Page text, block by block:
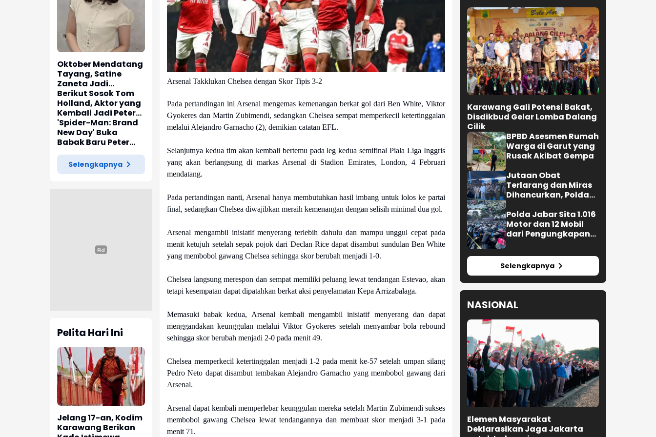
Oktober Mendatang
Tayang, Satine
Zaneta Jadi
Pemeran Utama Film
Siti Si Vampir
Berikut Sosok Tom
Holland, Aktor yang
Kembali Jadi Peter
Parker di 'Spider-
Man: Brand New Day'
'Spider-Man: Brand
New Day' Buka
Babak Baru Peter
Parker di Marvel
Cinematic Universe
Selengkapnya
Pelita Hari Ini
Jelang 17-an, Kodim
Karawang Berikan
Arsenal Takklukan Chelsea dengan Skor Tipis 3-2
Pada pertandingan ini Arsenal mengemas kemenangan berkat gol dari Ben White, Viktor
Gyokeres dan Martin Zubimendi, sedangkan Chelsea sempat memperkecil ketertinggalan
melalui Alejandro Garnacho (2), demikian catatan EFL.
Selanjutnya kedua tim akan kembali bertemu pada leg kedua semifinal Piala Liga Inggris
yang akan berlangsung di markas Arsenal di Stadion Emirates, London, 4 Februari
mendatang.
Pada pertandingan nanti, Arsenal hanya membutuhkan hasil imbang untuk lolos ke partai
final, sedangkan Chelsea diwajibkan meraih kemenangan dengan selisih minimal dua gol.
Arsenal mengambil inisiatif menyerang terlebih dahulu dan mampu unggul cepat pada
menit ketujuh setelah sepak pojok dari Declan Rice dapat disambut sundulan Ben White
yang membobol gawang Chelsea sehingga skor berubah menjadi 1-0.
Chelsea langsung merespon dan sempat memiliki peluang lewat tendangan Estevao, akan
tetapi kesempatan dapat dipatahkan berkat aksi penyelamatan Kepa Arrizabalaga.
Memasuki babak kedua, Arsenal kembali mengambil inisiatif menyerang dan dapat
menggandakan keunggulan melalui Viktor Gyokeres setelah menyambar bola rebound
sehingga skor berubah menjadi 2-0 pada menit 49.
Chelsea memperkecil ketertinggalan menjadi 1-2 pada menit ke-57 setelah umpan silang
Pedro Neto dapat disambut tembakan Alejandro Garnacho yang membobol gawang dari
Arsenal.
Arsenal dapat kembali memperlebar keunggulan mereka setelah Martin Zubimendi sukses
membobol gawang Chelsea lewat tendangannya dan membuat skor menjadi 3-1 pada
menit 71.
Karawang Gali Potensi Bakat,
Disdikbud Gelar Lomba Dalang
Cilik
BPBD Asesmen Rumah
Warga di Garut yang
Rusak Akibat Gempa
Jutaan Obat
Terlarang dan Miras
Dihancurkan, Polda
Tersangka
Polda Jabar Sita 1.016
Motor dan 12 Mobil
dari Pengungkapan
Selengkapnya
NASIONAL
Elemen Masyarakat
Deklarasikan Jaga Jakarta